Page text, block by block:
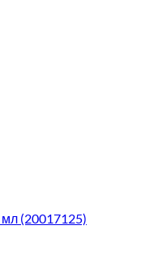
(20017125)